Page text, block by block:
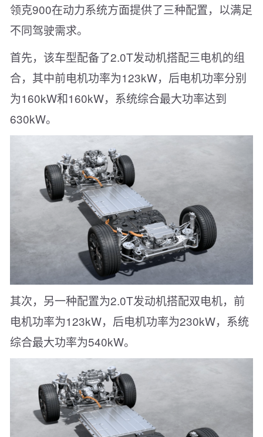
领克900在动力系统方面提供了三种配置，以满足
不同驾驶需求。
首先，该车型配备了2.0T发动机搭配三电机的组
合，其中前电机功率为123kW，后电机功率分别
为160kW和160kW，系统综合最大功率达到
630kW。
其次，另一种配置为2.0T发动机搭配双电机，前
电机功率为123kW，后电机功率为230kW，系统
综合最大功率为540kW。